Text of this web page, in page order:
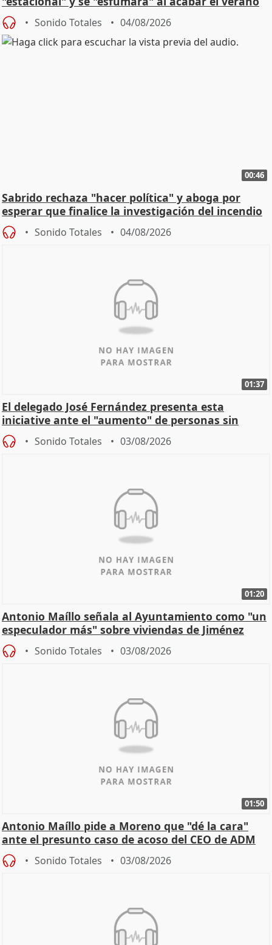
Sonido Totales 04/08/2026
00:46
Sabrido rechaza "hacer política" y aboga por
esperar que finalice la investigación del incendio
Sonido Totales 04/08/2026
01:37
El delegado José Fernández presenta esta
iniciative ante el "aumento" de personas sin
hogar en Madri
Sonido Totales 03/08/2026
01:20
Antonio Maíllo señala al Ayuntamiento como "un
especulador más" sobre viviendas de Jiménez
Becerril
Sonido Totales 03/08/2026
01:50
Antonio Maíllo pide a Moreno que "dé la cara"
ante el presunto caso de acoso del CEO de ADM
Sonido Totales 03/08/2026